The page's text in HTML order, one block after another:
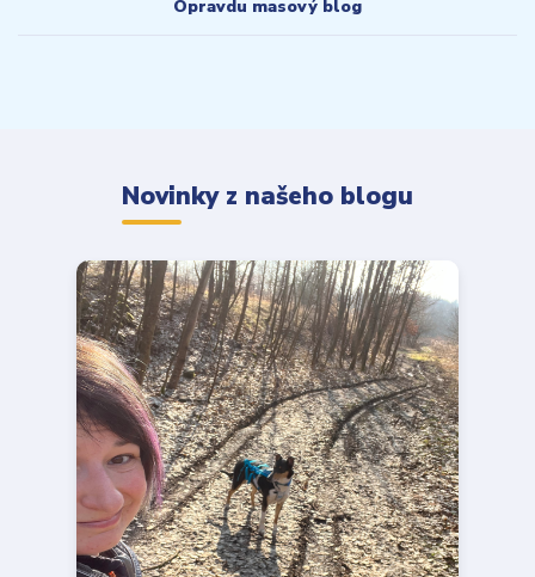
Opravdu masový blog
Novinky z našeho blogu